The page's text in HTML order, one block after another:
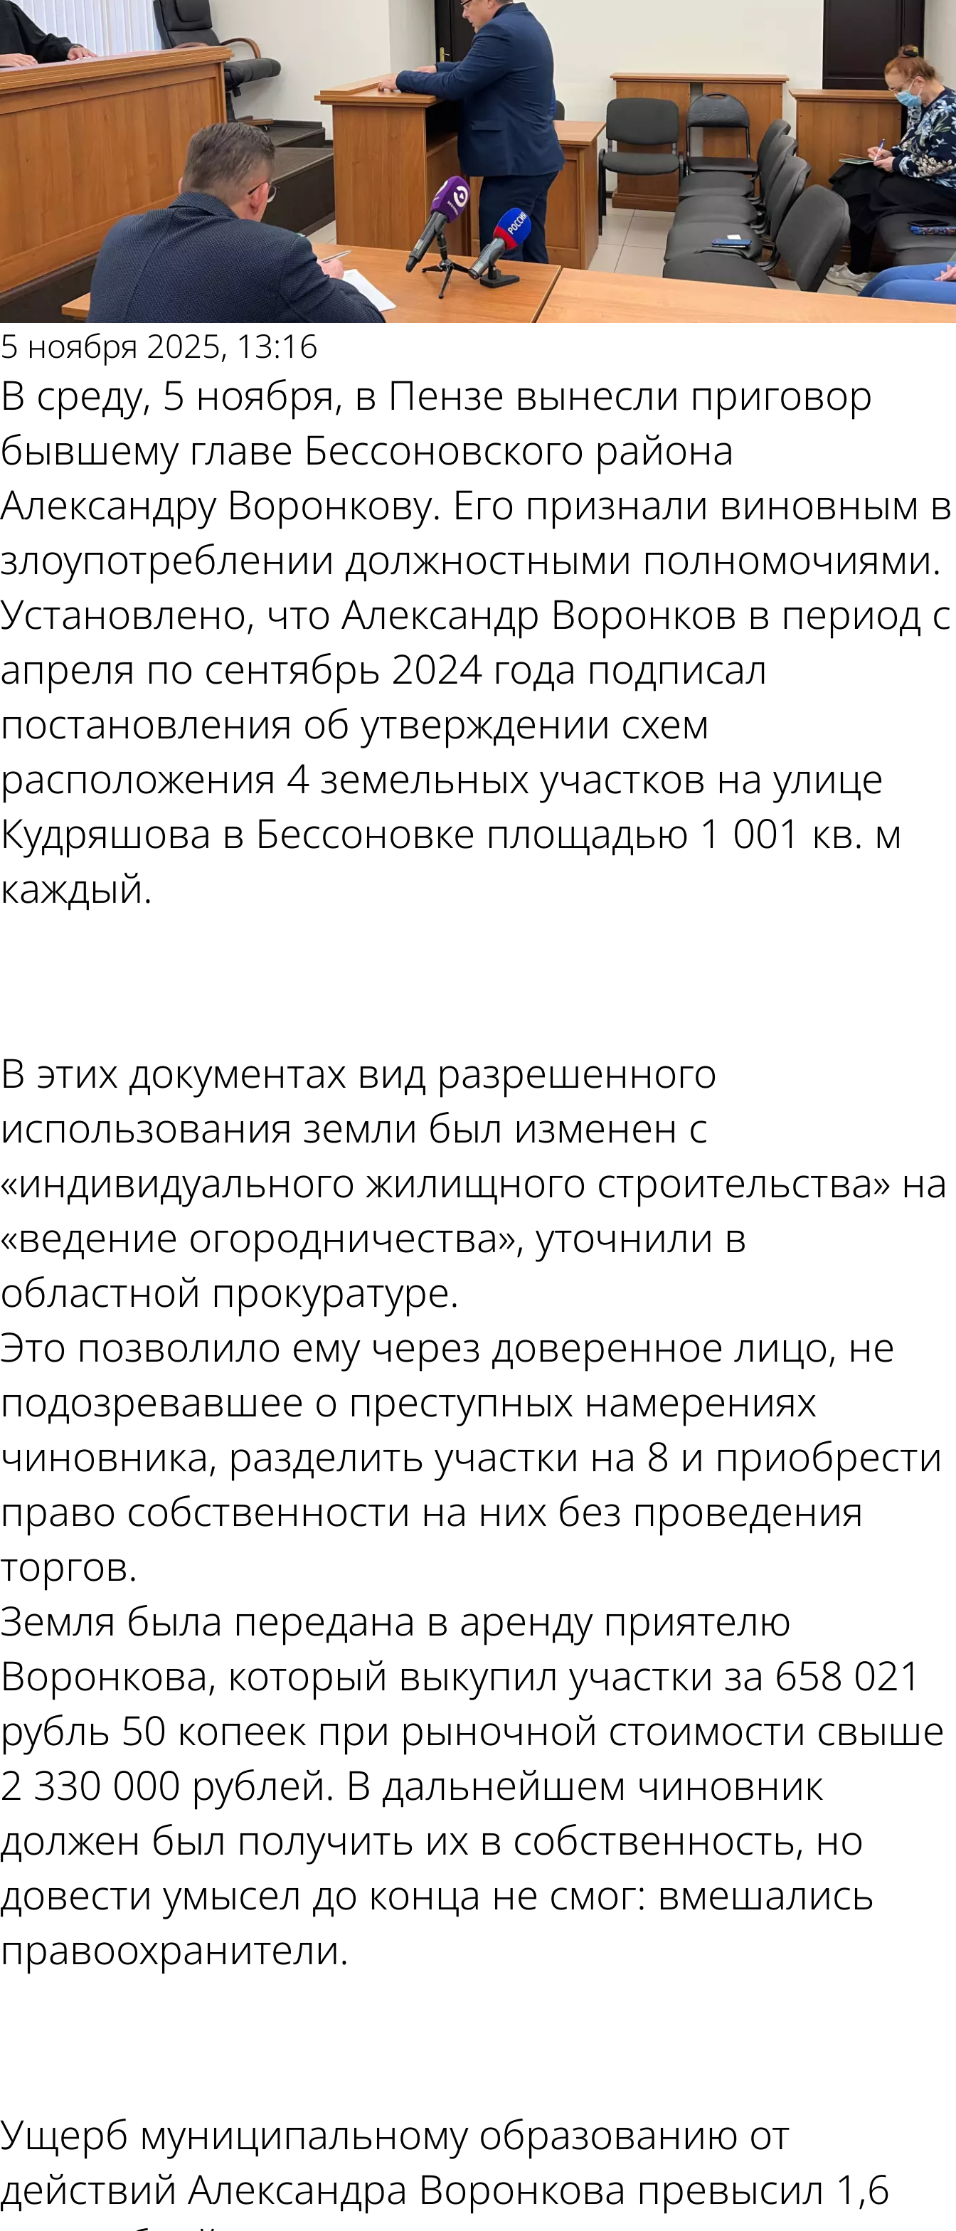
5 ноября 2025, 13:16
В среду, 5 ноября, в Пензе вынесли приговор
бывшему главе Бессоновского района
Александру Воронкову. Его признали виновным в
злоупотреблении должностными полномочиями.
Установлено, что Александр Воронков в период с
апреля по сентябрь 2024 года подписал
постановления об утверждении схем
расположения 4 земельных участков на улице
Кудряшова в Бессоновке площадью 1 001 кв. м
каждый.
В этих документах вид разрешенного
использования земли был изменен с
«индивидуального жилищного строительства» на
«ведение огородничества», уточнили в
областной прокуратуре.
Это позволило ему через доверенное лицо, не
подозревавшее о преступных намерениях
чиновника, разделить участки на 8 и приобрести
право собственности на них без проведения
торгов.
Земля была передана в аренду приятелю
Воронкова, который выкупил участки за 658 021
рубль 50 копеек при рыночной стоимости свыше
2 330 000 рублей. В дальнейшем чиновник
должен был получить их в собственность, но
довести умысел до конца не смог: вмешались
правоохранители.
Ущерб муниципальному образованию от
действий Александра Воронкова превысил 1,6